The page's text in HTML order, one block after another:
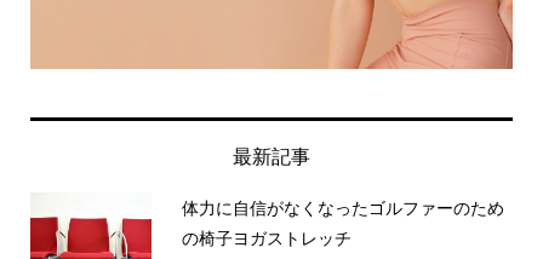
最新記事
体力に自信がなくなったゴルファーのため
の椅子ヨガストレッチ